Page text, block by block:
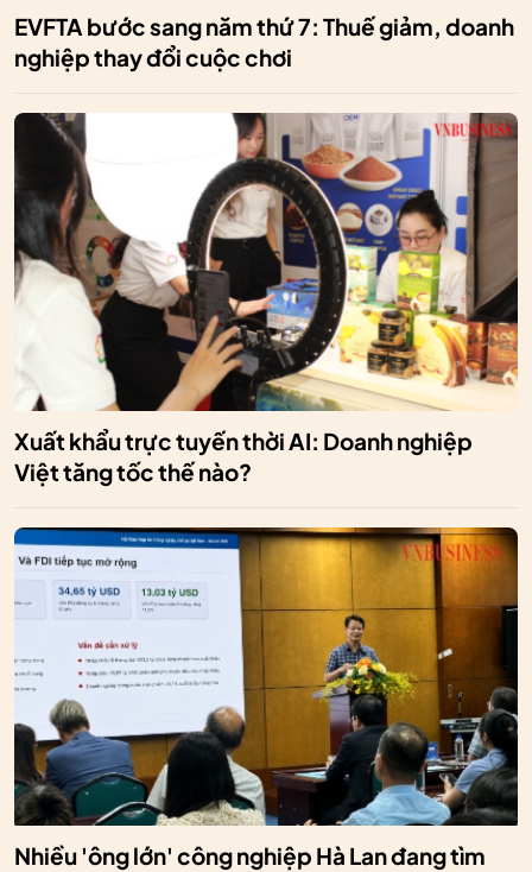
EVFTA bước sang năm thứ 7: Thuế giảm, doanh
nghiệp thay đổi cuộc chơi
Xuất khẩu trực tuyến thời AI: Doanh nghiệp
Việt tăng tốc thế nào?
Nhiều 'ông lớn' công nghiệp Hà Lan đang tìm